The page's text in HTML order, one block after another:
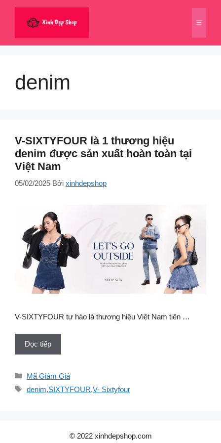
dung
Menu
denim
V-SIXTYFOUR là 1 thương hiệu
denim được sản xuất hoàn toàn tại
Việt Nam
05/02/2025 Bởi xinhdepshop
V-SIXTYFOUR tự hào là thương hiệu Việt Nam tiên …
Đọc tiếp
Danh
mục
Mã Giảm Giá
Thẻ
denim,SIXTYFOUR,V- Sixtyfour
© 2022 xinhdepshop.com